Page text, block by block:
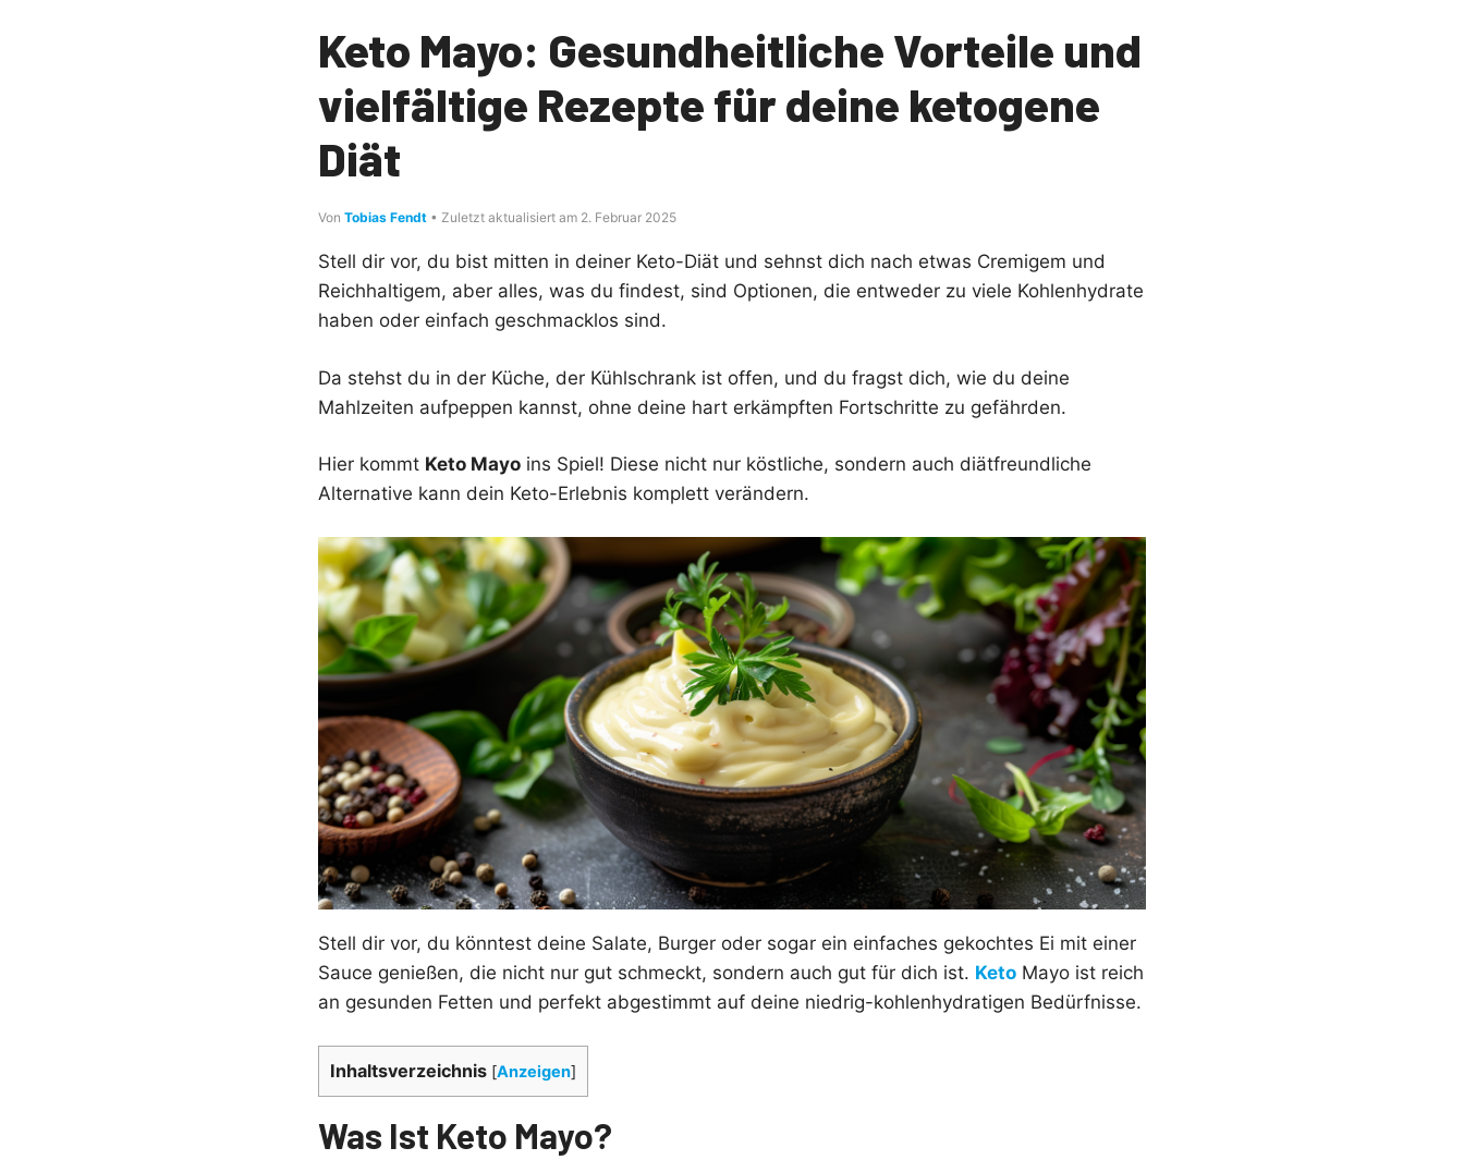
Keto Mayo: Gesundheitliche Vorteile und
vielfältige Rezepte für deine ketogene
Diät
Von Tobias Fendt • Zuletzt aktualisiert am 2. Februar 2025
Stell dir vor, du bist mitten in deiner Keto-Diät und sehnst dich nach etwas Cremigem und
Reichhaltigem, aber alles, was du findest, sind Optionen, die entweder zu viele Kohlenhydrate
haben oder einfach geschmacklos sind.
Da stehst du in der Küche, der Kühlschrank ist offen, und du fragst dich, wie du deine
Mahlzeiten aufpeppen kannst, ohne deine hart erkämpften Fortschritte zu gefährden.
Hier kommt Keto Mayo ins Spiel! Diese nicht nur köstliche, sondern auch diätfreundliche
Alternative kann dein Keto-Erlebnis komplett verändern.
Stell dir vor, du könntest deine Salate, Burger oder sogar ein einfaches gekochtes Ei mit einer
Sauce genießen, die nicht nur gut schmeckt, sondern auch gut für dich ist. Keto Mayo ist reich
an gesunden Fetten und perfekt abgestimmt auf deine niedrig-kohlenhydratigen Bedürfnisse.
Inhaltsverzeichnis [Anzeigen]
Was Ist Keto Mayo?